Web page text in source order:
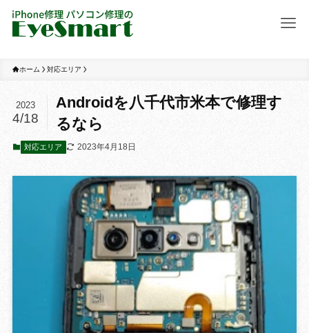
ホーム 対応エリア
Androidを八千代市米本で修理す
るなら
2023
4/18
対応エリア 2023年4月18日